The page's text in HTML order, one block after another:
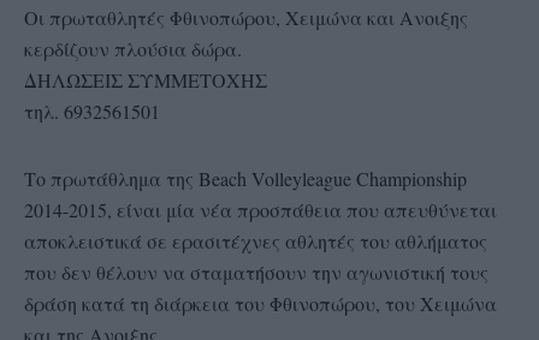
Οι πρωταθλητές Φθινοπώρου, Χειμώνα και Ανοιξης
κερδίζουν πλούσια δώρα.
ΔΗΛΩΣΕΙΣ ΣΥΜΜΕΤΟΧΗΣ
τηλ. 6932561501
Το πρωτάθλημα της Beach Volleyleague Championship
2014-2015, είναι μία νέα προσπάθεια που απευθύνεται
αποκλειστικά σε ερασιτέχνες αθλητές του αθλήματος
που δεν θέλουν να σταματήσουν την αγωνιστική τους
δράση κατά τη διάρκεια του Φθινοπώρου, του Χειμώνα
και της Ανοιξης.